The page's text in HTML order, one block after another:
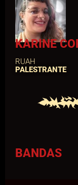
KARINE
RUAH
PALESTRANTE
BANDAS